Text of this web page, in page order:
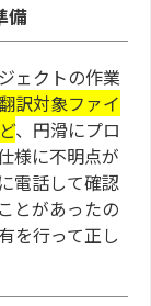
備
ェクトの作業
訳対象ファイ
、円滑にプロ
様に不明点が
電話して確認
とがあったの
を行って正し